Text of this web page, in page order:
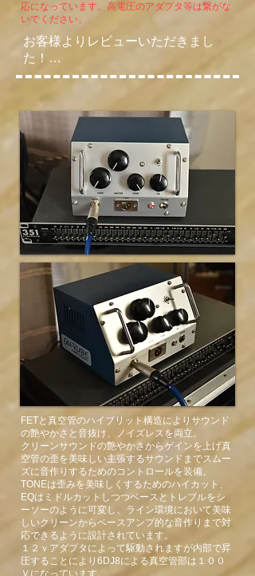
応になっています。高電圧のアダプタ等は繋がな
いでください。
お客様よりレビューいただきまし
た！
欲しいもの全部載せ、いつでもどこ
相棒です！
Fumi Soundさんのサウンドに惚れ込
んでカスタム制作を依頼し約1ヶ
月、ついに完成しました！
当初はDI機能・2ch・エフェクトル
ープ付きのHookerというオーダーだ
ったんですが、やり取りを重ねるう
ちにさまざまなグレードアップが施
され、無敵のサウンドになりまし
た。
機能面でのこだわりはたくさんある
んですが、サウンド面での1番のポ
イントは20v仕様であることでしょ
うか。
元々のHookerも素晴らしいサウンド
でしたが、20vにしたことでよりク
リアで反応のいいサウンドになり、
自分の想像を超えたサウンドとタッ
チレスポンスを出力してくれてま
す。
またラインレベルから楽器レベルで
出力を可変できるため様々な機材に
対応できるのも素晴らしい。もちろ
んノイズレス。
積極的にイコライジングしても良
し、あえてフラットで楽器の素の音
を楽しむもよし。常に音楽や自分の
​FETと真空管のハイブリット構造によりサウンド
の艶やかさと音抜け、ノイズレスを両立。
クリーンサウンドの艶やかさからゲインを上げ真
空管の歪を美味しい主張するサウンドまでスムー
ズに音作りするためのコントロールを装備。
TONEは歪みを美味しくするためのハイカット、
EQはミドルカットしつつベースとトレブルをシ
ーソーのように可変し、ライン環境において美味
しいクリーンからベースアンプ的な音作りまで対
応できるように設計されています。
１２ｖアダプタによって駆動されますが内部で昇
圧することにより6DJ8による真空管部は１００
Ｖになっています。